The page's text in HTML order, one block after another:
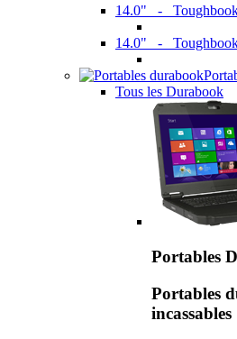
14.0" -
14.0" -
Tous les Durabook
Portables
Portables
incassables